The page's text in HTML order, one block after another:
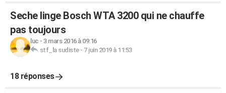
Seche linge Bosch WTA 3200 qui ne chauffe
pas toujours
luc - 3 mars 2016 à 09:16
stf_la sudiste- 7 juin 2019 à 11:53
18 réponses